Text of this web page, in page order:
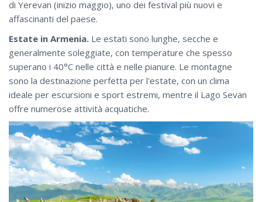
di Yerevan (inizio maggio), uno dei festival più nuovi e
affascinanti del paese.
Estate in Armenia. Le estati sono lunghe, secche e
generalmente soleggiate, con temperature che spesso
superano i 40°C nelle città e nelle pianure. Le montagne
sono la destinazione perfetta per l'estate, con un clima
ideale per escursioni e sport estremi, mentre il Lago Sevan
offre numerose attività acquatiche.